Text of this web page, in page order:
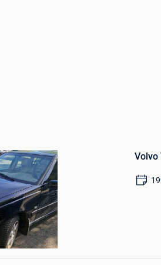
Mijn
Favorieten
Volvo